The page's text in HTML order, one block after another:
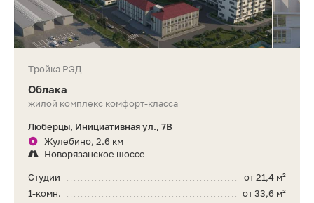
Тройка РЭД
Облака
жилой комплекс комфорт-класса
Люберцы, Инициативная ул., 7В
Жулебино, 2.6 км
Новорязанское шоссе
от 21,4 м²
Студии
от 33,6 м²
1-комн.